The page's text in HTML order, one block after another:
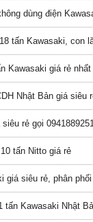
dùng điện
tấn Kawasaki, con
Kawasaki giá rẻ
Nhật Bản giá siêu
rẻ gọi
tấn Nitto giá rẻ
giá siêu rẻ, phân
tấn Kawasaki Nhật